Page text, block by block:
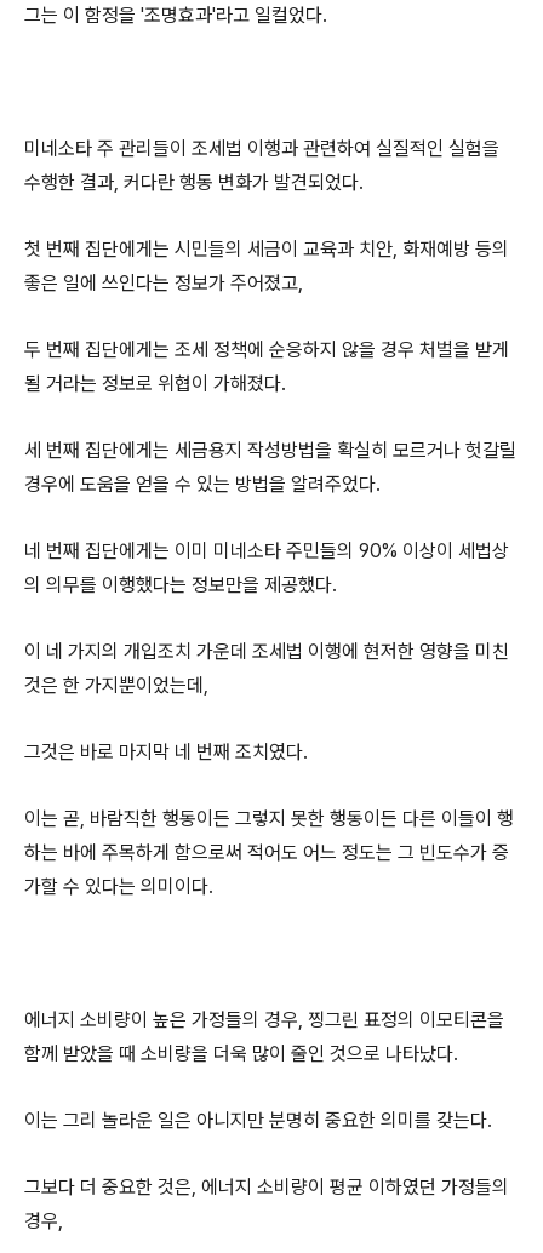
그는 이 함정을 '조명효과'라고 일컬었다.
미네소타 주 관리들이 조세법 이행과 관련하여 실질적인 실험을
수행한 결과, 커다란 행동 변화가 발견되었다.
첫 번째 집단에게는 시민들의 세금이 교육과 치안, 화재예방 등의
좋은 일에 쓰인다는 정보가 주어졌고,
두 번째 집단에게는 조세 정책에 순응하지 않을 경우 처벌을 받게
될 거라는 정보로 위협이 가해졌다.
세 번째 집단에게는 세금용지 작성방법을 확실히 모르거나 헛갈릴
경우에 도움을 얻을 수 있는 방법을 알려주었다.
네 번째 집단에게는 이미 미네소타 주민들의 90% 이상이 세법상
의 의무를 이행했다는 정보만을 제공했다.
이 네 가지의 개입조치 가운데 조세법 이행에 현저한 영향을 미친
것은 한 가지뿐이었는데,
그것은 바로 마지막 네 번째 조치였다.
이는 곧, 바람직한 행동이든 그렇지 못한 행동이든 다른 이들이 행
하는 바에 주목하게 함으로써 적어도 어느 정도는 그 빈도수가 증
가할 수 있다는 의미이다.
에너지 소비량이 높은 가정들의 경우, 찡그린 표정의 이모티콘을
함께 받았을 때 소비량을 더욱 많이 줄인 것으로 나타났다.
이는 그리 놀라운 일은 아니지만 분명히 중요한 의미를 갖는다.
그보다 더 중요한 것은, 에너지 소비량이 평균 이하였던 가정들의
경우,